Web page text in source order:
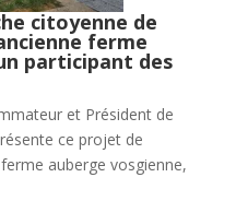
citoyenne de
ferme
participant des
et Président de
ce projet de
auberge vosgienne,